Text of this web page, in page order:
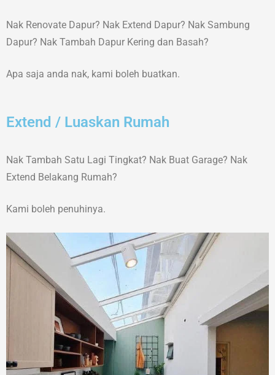
Nak Renovate Dapur? Nak Extend Dapur? Nak Sambung
Dapur? Nak Tambah Dapur Kering dan Basah?
Apa saja anda nak, kami boleh buatkan.
Extend / Luaskan Rumah
Nak Tambah Satu Lagi Tingkat? Nak Buat Garage? Nak
Extend Belakang Rumah?
Kami boleh penuhinya.